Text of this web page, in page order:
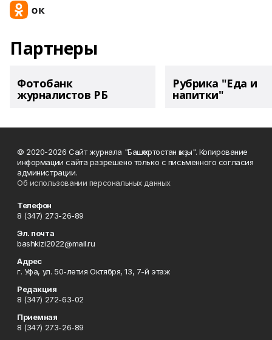
Партнеры
Фотобанк
журналистов РБ
Рубрика "Еда и
напитки"
© 2020-2026 Сайт журнала "Башҡортостан ҡыҙы". Копирование
информации сайта разрешено только с письменного согласия
администрации.
Об использовании персональных данных
Телефон
8 (347) 273-26-89
Эл. почта
bashkizi2022@mail.ru
Адрес
г. Уфа, ул. 50-летия Октября, 13, 7-й этаж
Редакция
8 (347) 272-63-02
Приемная
8 (347) 273-26-89